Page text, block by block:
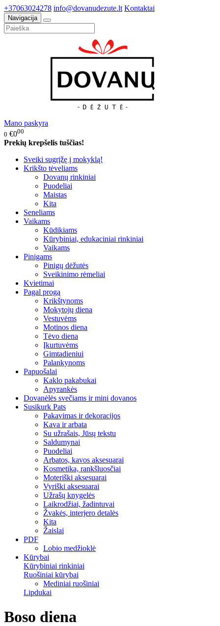
+37063024278 info@dovanudezute.lt Kontaktai
Navigacija
Mano paskyra
0 €000
Prekių krepšelis tuščias!
Sveiki sugrįžę į mokyklą!
Krikšto tėveliams
Dovanų rinkiniai
Puodeliai
Maistas
Kita
Seneliams
Vaikams
Kūdikiams
Kūrybiniai, edukaciniai rinkiniai
Vaikams
Pinigams
Pinigų dėžutės
Sveikinimo rėmeliai
Kvietimai
Pagal progą
Krikštynoms
Mokytojų diena
Vestuvėms
Motinos diena
Tėvo diena
Įkurtuvėms
Gimtadieniui
Palankynoms
Papuošalai
Kaklo pakabukai
Apyrankės
Dovanėlės svečiams ir mini dovanos
Susikurk Pats
Pakavimas ir dekoracijos
Kava ir arbata
Su užrašais, Jūsų tekstu
Saldumynai
Puodeliai
Arbatos, kavos aksesuarai
Kosmetika, rankšluosčiai
Moteriški aksesuarai
Vyriški aksesuarai
Užrašų knygelės
Laikrodžiai, žadintuvai
Žvakės, interjero detalės
Kita
Žaislai
PDF
Lobio medžioklė
Kūrybai
Kūrybiniai rinkiniai
Ruošiniai kūrybai
Mediniai ruošiniai
Lipdukai
Boso diena